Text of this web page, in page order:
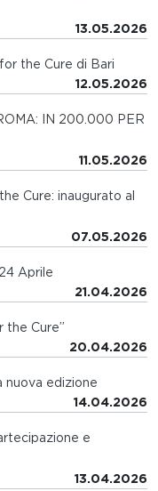
13.05.2026
the Cure di Bari
12.05.2026
IN 200.000 PER
11.05.2026
Cure: inaugurato al
07.05.2026
Aprile
21.04.2026
the Cure”
20.04.2026
nuova edizione
14.04.2026
e
13.04.2026